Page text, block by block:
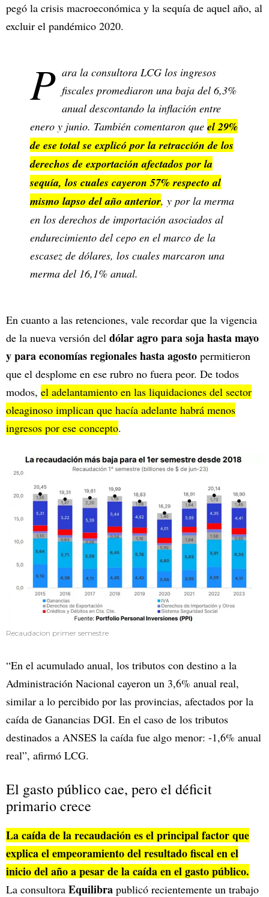
pegó la crisis macroeconómica y la sequía de aquel año, al
excluir el pandémico 2020.
P ara la consultora LCG los ingresos
fiscales promediaron una baja del 6,3%
anual descontando la inflación entre
enero y junio. También comentaron que el 29%
de ese total se explicó por la retracción de los
derechos de exportación afectados por la
sequía, los cuales cayeron 57% respecto al
mismo lapso del año anterior, y por la merma
en los derechos de importación asociados al
endurecimiento del cepo en el marco de la
escasez de dólares, los cuales marcaron una
merma del 16,1% anual.
En cuanto a las retenciones, vale recordar que la vigencia
de la nueva versión del dólar agro para soja hasta mayo
y para economías regionales hasta agosto permitieron
que el desplome en ese rubro no fuera peor. De todos
modos, el adelantamiento en las liquidaciones del sector
oleaginoso implican que hacía adelante habrá menos
ingresos por ese concepto.
Recaudacion primer semestre
“En el acumulado anual, los tributos con destino a la
Administración Nacional cayeron un 3,6% anual real,
similar a lo percibido por las provincias, afectados por la
caída de Ganancias DGI. En el caso de los tributos
destinados a ANSES la caída fue algo menor: -1,6% anual
real”, afirmó LCG.
El gasto público cae, pero el déficit
primario crece
La caída de la recaudación es el principal factor que
explica el empeoramiento del resultado fiscal en el
inicio del año a pesar de la caída en el gasto público.
La consultora Equilibra publicó recientemente un trabajo